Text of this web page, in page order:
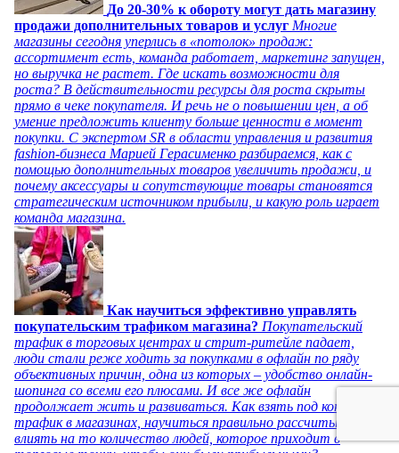
До 20-30% к обороту могут дать магазину
продажи дополнительных товаров и услуг Многие
магазины сегодня уперлись в «потолок» продаж:
ассортимент есть, команда работает, маркетинг запущен,
но выручка не растет. Где искать возможности для
роста? В действительности ресурсы для роста скрыты
прямо в чеке покупателя. И речь не о повышении цен, а об
умение предложить клиенту больше ценности в момент
покупки. С экспертом SR в области управления и развития
fashion-бизнеса Марией Герасименко разбираемся, как с
помощью дополнительных товаров увеличить продажи, и
почему аксессуары и сопутствующие товары становятся
стратегическим источником прибыли, и какую роль играет
команда магазина.
Как научиться эффективно управлять
покупательским трафиком магазина? Покупательский
трафик в торговых центрах и стрит-ритейле падает,
люди стали реже ходить за покупками в офлайн по ряду
объективных причин, одна из которых – удобство онлайн-
шопинга со всеми его плюсами. И все же офлайн
продолжает жить и развиваться. Как взять под контроль
трафик в магазинах, научиться правильно рассчитывать и
влиять на то количество людей, которое приходит в